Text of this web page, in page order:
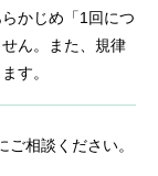
かじめ「1回につ
ん。また、規律
す。
相談ください。